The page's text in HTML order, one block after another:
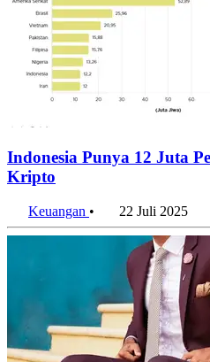
Indonesia Punya 12 Juta
Kripto
Keuangan • 22 Juli 2025